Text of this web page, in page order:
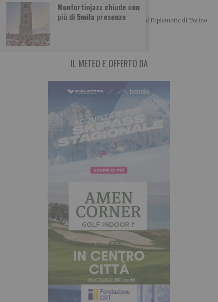
Monfortinjazz chiude con
più di 5mila presenze
L’importanza del centro in politica
Merlo, Nallo e Giachino a confronto Bel convegno al Diplomatic di Torino
organizzato dalla UDC torinese
IL METEO E' OFFERTO DA